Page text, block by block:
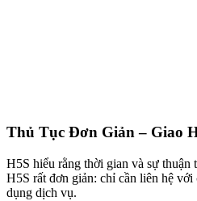
Thủ Tục Đơn Giản – Giao
H5S hiểu rằng thời gian và sự
H5S rất đơn giản: chỉ cần liên hệ
dụng dịch vụ.